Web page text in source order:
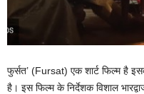
फुर्सत’ (Fursat) एक शार्ट फिल्म है
है। इस फिल्म के निर्देशक विशाल